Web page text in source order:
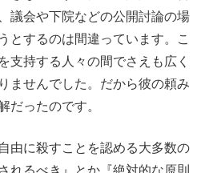
議会や下院などの公開討論の場
とするのは間違っています。こ
支持する人々の間でさえも広く
ませんでした。だから彼の頼み
だったのです。
由に殺すことを認める大多数の